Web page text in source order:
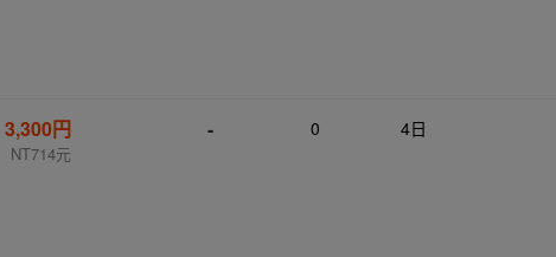
3,300円
NT714元
- 0 4日